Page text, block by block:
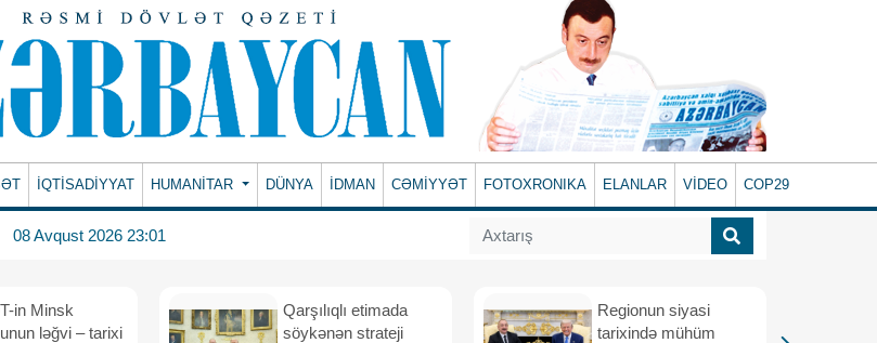
İQTİSADİYYAT HUMANITAR DÜNYA İDMAN CƏMİYYƏT FOTOXRONIKA ELANLAR VİDEO COP29
08 Avqust 2026 23:01
in Minsk
ləğvi – tarixi
Qarşılıqlı etimada
söykənən strateji
Regionun siyasi
tarixində mühüm